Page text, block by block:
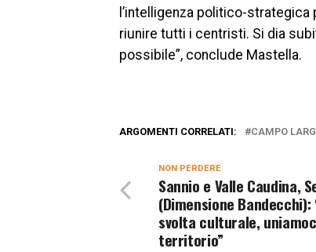
l’intelligenza politico-
riunire tutti i centristi. Si dia
possibile”, conclude Mastella.
ARGOMENTI CORRELATI: CAMPO
NON PERDERE
Sannio e Valle Caudina,
(Dimensione Bandecchi):
svolta culturale,
territorio”